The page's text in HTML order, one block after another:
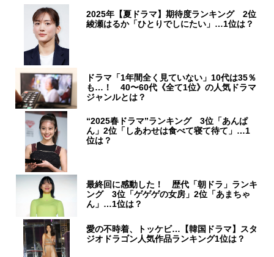
2025年【夏ドラマ】期待度ランキング 2位
綾瀬はるか「ひとりでしにたい」…1位は？
ドラマ「1年間全く見ていない」10代は35％
も…！ 40〜60代《全て1位》の人気ドラマ
ジャンルとは？
“2025春ドラマ”ランキング 3位「あんぱ
ん」2位「しあわせは食べて寝て待て」…1
位は？
最終回に感動した！ 歴代「朝ドラ」ランキ
ング 3位「ゲゲゲの女房」2位「あまちゃ
ん」…1位は？
愛の不時着、トッケビ…【韓国ドラマ】スタ
ジオドラゴン人気作品ランキング1位は？